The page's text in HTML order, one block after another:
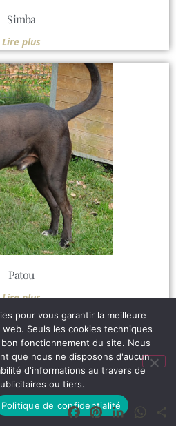
Simba
Lire plus
Patou
Lire plus
Facebook
PinterestLinkedIn
pour vous garantir la meilleure
Seuls les cookies techniques
fonctionnement du site. Nous
que nous ne disposons d'aucun
d'informations au travers de
ou tiers.
Politique de confidentialité